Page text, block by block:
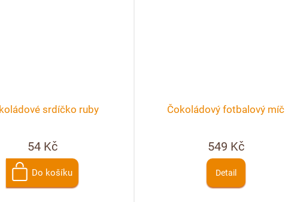
srdíčko ruby
54 Kč
Do košíku
Čokoládový fotbalový míč
549 Kč
Detail